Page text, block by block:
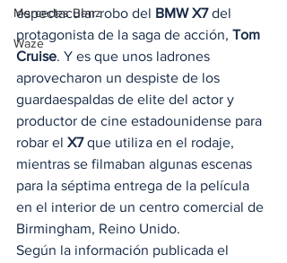
Mercedes Benz
Waze
espectacular robo del BMW X7 del
protagonista de la saga de acción, Tom
Cruise. Y es que unos ladrones
aprovecharon un despiste de los
guardaespaldas de elite del actor y
productor de cine estadounidense para
robar el X7 que utiliza en el rodaje,
mientras se filmaban algunas escenas
para la séptima entrega de la película
en el interior de un centro comercial de
Birmingham, Reino Unido.
Según la información publicada el